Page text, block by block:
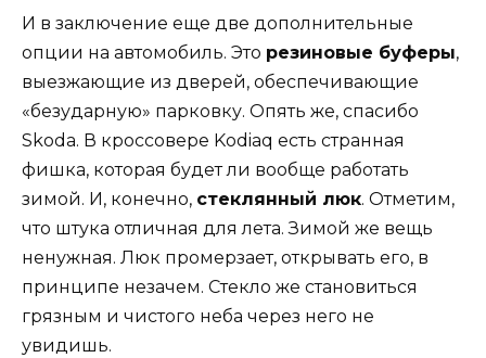
И в заключение еще две дополнительные
опции на автомобиль. Это резиновые буферы,
выезжающие из дверей, обеспечивающие
«безударную» парковку. Опять же, спасибо
Skoda. В кроссовере Kodiaq есть странная
фишка, которая будет ли вообще работать
зимой. И, конечно, стеклянный люк. Отметим,
что штука отличная для лета. Зимой же вещь
ненужная. Люк промерзает, открывать его, в
принципе незачем. Стекло же становиться
грязным и чистого неба через него не
увидишь.